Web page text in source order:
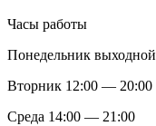
Часы работы
Понедельник выходной
Вторник 12:00 — 20:00
Среда 14:00 — 21:00